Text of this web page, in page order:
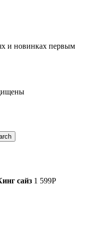
и новинках первым
сайз 1 599Р